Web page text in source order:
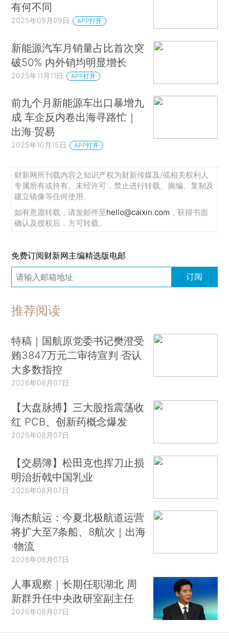
有何不同
2025年09月09日 APP打开
新能源汽车月销量占比首次突
破50% 内外销均明显增长
2025年11月11日 APP打开
前九个月新能源车出口暴增九
成 车企反内卷出海寻路忙｜
出海·贸易
2025年10月15日 APP打开
财新网所刊载内容之知识产权为财新传媒及/或相关权利人
专属所有或持有。未经许可，禁止进行转载、摘编、复制及
建立镜像等任何使用。
如有意愿转载，请发邮件至hello@caixin.com ，获得书面
确认及授权后，方可转载。
免费订阅财新网主编精选版电邮
订阅
推荐阅读
特稿｜国航原党委书记樊澄受
贿3847万元二审待宣判 否认
大多数指控
2026年08月07日
【大盘脉搏】三大股指震荡收
红 PCB、创新药概念爆发
2026年08月07日
【交易簿】松田克也挥刀止损
明治折戟中国乳业
2026年08月07日
海杰航运：今夏北极航道运营
将扩大至7条船、8航次｜出海
·物流
2026年08月07日
人事观察｜长期任职湖北 周
新群升任中央政研室副主任
2026年08月07日